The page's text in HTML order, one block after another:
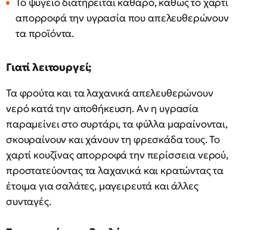
απορροφά την υγρασία που απελευθερώνουν
τα προϊόντα.
Γιατί λειτουργεί;
Τα φρούτα και τα λαχανικά απελευθερώνουν
νερό κατά την αποθήκευση. Αν η υγρασία
παραμείνει στο συρτάρι, τα φύλλα μαραίνονται,
σκουραίνουν και χάνουν τη φρεσκάδα τους. Το
χαρτί κουζίνας απορροφά την περίσσεια νερού,
προστατεύοντας τα λαχανικά και κρατώντας τα
έτοιμα για σαλάτες, μαγειρευτά και άλλες
συνταγές.